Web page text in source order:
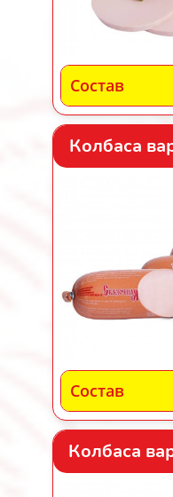
Состав
Колбаса
Состав
Колбаса